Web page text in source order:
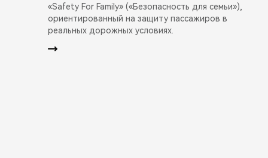
«Safety For Family» («Безопасность для семьи»),
ориентированный на защиту пассажиров в
реальных дорожных условиях.